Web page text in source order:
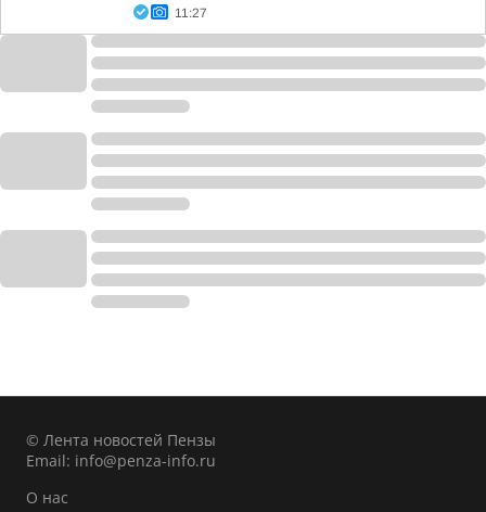
11:27
© Лента новостей Пензы
Email: info@penza-info.ru
О нас